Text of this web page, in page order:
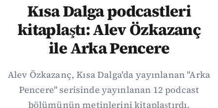
Kısa Dalga podcastleri
kitaplaştı: Alev Özkazanç
ile Arka Pencere
Alev Özkazanç, Kısa Dalga'da yayınlanan "Arka
Pencere" serisinde yayınlanan 12 podcast
bölümünün metinlerini kitaplaştırdı.